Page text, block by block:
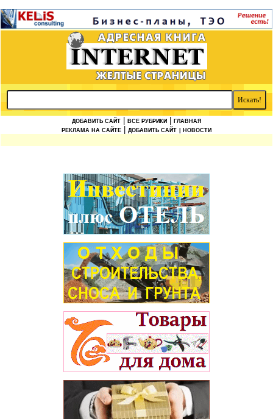
ДОБАВИТЬ САЙТ ВСЕ РУБРИКИ
ГЛАВНАЯ
РЕКЛАМА НА САЙТЕ
ДОБАВИТЬ САЙТ | НОВОСТИ